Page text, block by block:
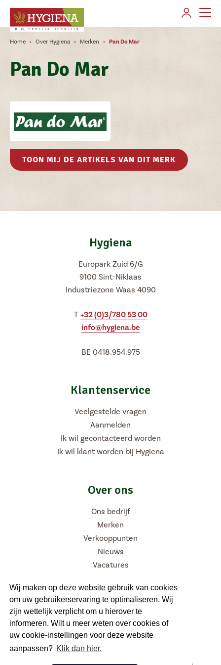
Wij maken op deze website gebruik van cookies
om uw gebruikerservaring te optimaliseren. Wij
zijn wettelijk verplicht om u hierover te
informeren. Wilt u meer weten over cookies of
uw cookie-instellingen voor deze website
aanpassen? Klik dan hier.
AANMELDEN
Merken
Producten gamma's
Verkooppunten
Contact
Nieuws
NL
Home Over Hygiena Merken Pan Do Mar
Pan Do Mar
TOON MIJ DE ARTIKELS VAN DIT MERK
Hygiena
Europark Zuid 6/G
9100 Sint-Niklaas
Industriezone Waas 4090
T +32 (0)3/780 53 00
info@hygiena.be
BE 0418.954.975
Klantenservice
Veelgestelde vragen
Aanmelden
Ik wil gecontacteerd worden
Ik wil klant worden bij Hygiena
Over ons
Ons bedrijf
Merken
Verkooppunten
Nieuws
Vacatures
Volg ons